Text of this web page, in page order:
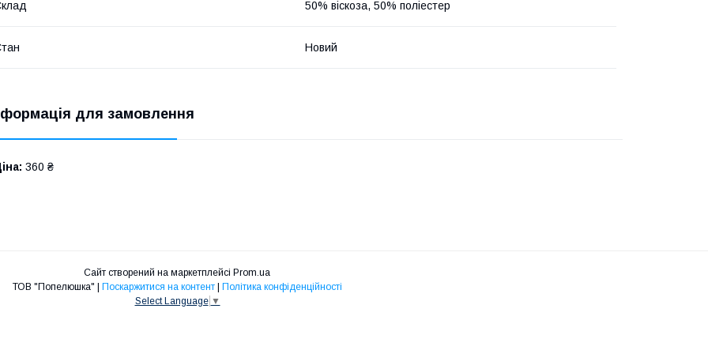
50% віскоза, 50% поліестер
Новий
для замовлення
360 ₴
Сайт створений на маркетплейсі Prom.ua
ТОВ "Попелюшка" | Поскаржитися на контент | Політика конфіденційності
Select Language ▼